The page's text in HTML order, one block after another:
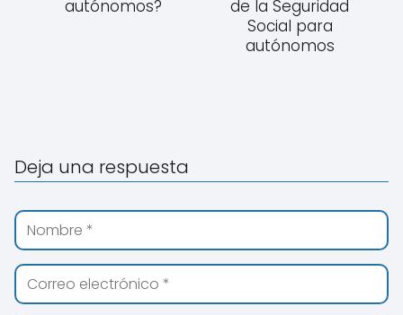
autónomos?
de la Seguridad
Social para
autónomos
Deja una respuesta